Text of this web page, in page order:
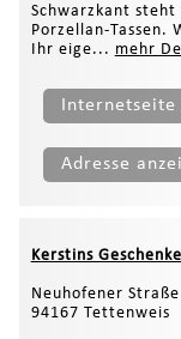
Schwarzkant
Porzellan-
Ihr eige... mehr
Internetseite
Adresse
Kerstins
Neuhofener
94167 Tettenweis